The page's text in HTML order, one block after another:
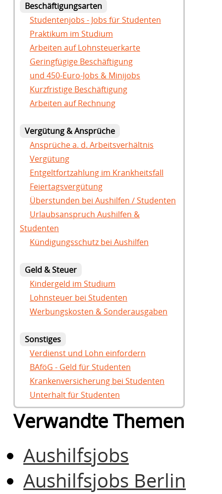
Beschäftigungsarten
Studentenjobs - Jobs für Studenten
Praktikum im Studium
Arbeiten auf Lohnsteuerkarte
Geringfügige Beschäftigung
und 450-Euro-Jobs & Minijobs
Kurzfristige Beschäftigung
Arbeiten auf Rechnung
Vergütung & Ansprüche
Ansprüche a. d. Arbeitsverhältnis
Vergütung
Entgeltfortzahlung im Krankheitsfall
Feiertagsvergütung
Überstunden bei Aushilfen / Studenten
Urlaubsanspruch Aushilfen &
Studenten
Kündigungsschutz bei Aushilfen
Geld & Steuer
Kindergeld im Studium
Lohnsteuer bei Studenten
Werbungskosten & Sonderausgaben
Sonstiges
Verdienst und Lohn einfordern
BAföG - Geld für Studenten
Krankenversicherung bei Studenten
Unterhalt für Studenten
Verwandte Themen
Aushilfsjobs
Aushilfsjobs Berlin